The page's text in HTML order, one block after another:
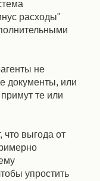
расходы"
не
документы, или
те или
что выгода от
упростить